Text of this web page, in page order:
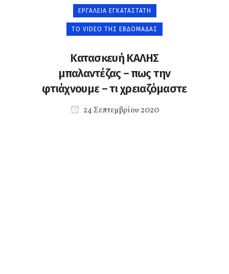
ΕΡΓΑΛΕΊΑ ΕΓΚΑΤΑΣΤΆΤΗ
ΤΟ VIDEO ΤΗΣ ΕΒΔΟΜΆΔΑΣ
Κατασκευή ΚΑΛΗΣ
μπαλαντέζας – πως την
φτιάχνουμε – τι χρειαζόμαστε
24 Σεπτεμβρίου 2020